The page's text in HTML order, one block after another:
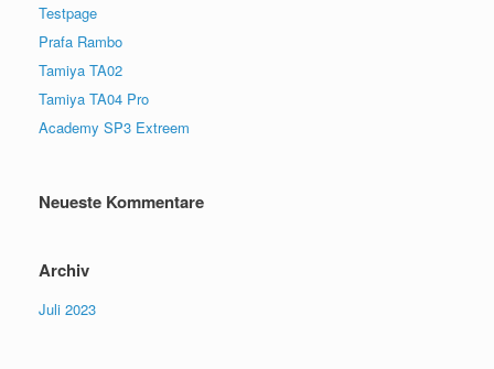
Testpage
Prafa Rambo
Tamiya TA02
Tamiya TA04 Pro
Academy SP3 Extreem
Neueste Kommentare
Archiv
Juli 2023